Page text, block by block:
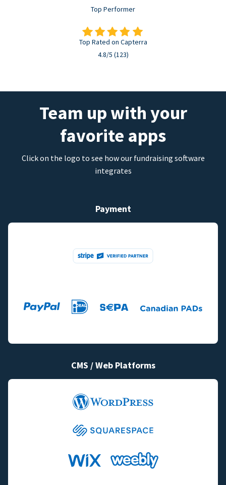
Top Performer
Top Rated on Capterra
4.8/5 (123)
Team up with your
favorite apps
Click on the logo to see how our fundraising software
integrates
Payment
CMS / Web Platforms